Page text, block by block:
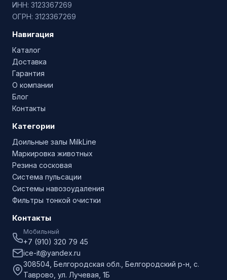
ИНН: 3123367269
ОГРН: 3123367269
Навигация
Каталог
Доставка
Гарантия
О компании
Блог
Контакты
Категории
Доильные залы MilkLine
Маркировка животных
Резина сосковая
Система пульсации
Системы навозоудаления
Фильтры тонкой очистки
Контакты
Мобильный
+7 (910) 320 79 45
ice-it@yandex.ru
308504, Белгородская обл., Белгородский р-н, с.
Таврово, ул. Лучевая, 1Б